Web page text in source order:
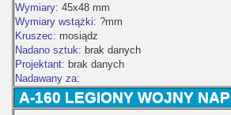
Wymiary: 45x48 mm
Wymiary wstążki: ?mm
Kruszec: mosiądz
Nadano sztuk: brak danych
Projektant: brak danych
Nadawany za:
A-160 LEGIONY WOJNY